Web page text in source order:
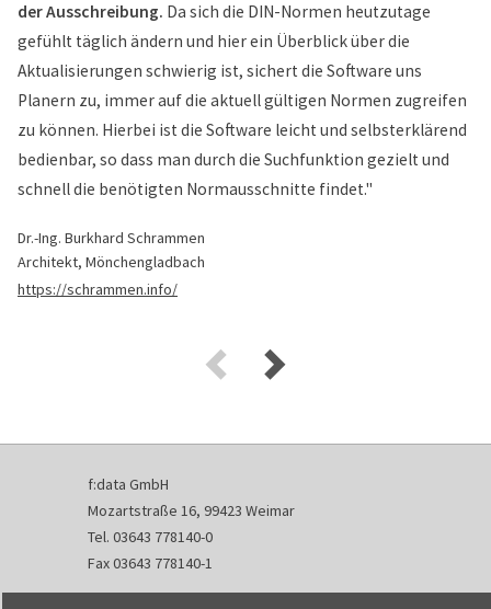
der Ausschreibung. Da sich die DIN-Normen heutzutage
gefühlt täglich ändern und hier ein Überblick über die
Aktualisierungen schwierig ist, sichert die Software uns
Planern zu, immer auf die aktuell gültigen Normen zugreifen
zu können. Hierbei ist die Software leicht und selbsterklärend
bedienbar, so dass man durch die Suchfunktion gezielt und
schnell die benötigten Normausschnitte findet."
Dr.-Ing. Burkhard Schrammen
Architekt, Mönchengladbach
https://schrammen.info/
f:data GmbH
Mozartstraße 16, 99423 Weimar
Tel. 03643 778140-0
Fax 03643 778140-1
info@fdata.de